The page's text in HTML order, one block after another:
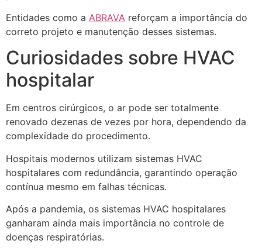
Entidades como a ABRAVA reforçam a importância do
correto projeto e manutenção desses sistemas.
Curiosidades sobre HVAC
hospitalar
Em centros cirúrgicos, o ar pode ser totalmente
renovado dezenas de vezes por hora, dependendo da
complexidade do procedimento.
Hospitais modernos utilizam sistemas HVAC
hospitalares com redundância, garantindo operação
contínua mesmo em falhas técnicas.
Após a pandemia, os sistemas HVAC hospitalares
ganharam ainda mais importância no controle de
doenças respiratórias.